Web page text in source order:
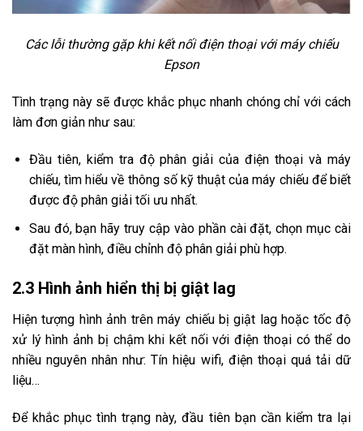
Các lỗi thường gặp khi kết nối điện thoại với máy chiếu
Epson
Tình trạng này sẽ được khắc phục nhanh chóng chỉ với cách
làm đơn giản như sau:
Đầu tiên, kiểm tra độ phân giải của điện thoại và máy
chiếu, tìm hiểu về thông số kỹ thuật của máy chiếu để biết
được độ phân giải tối ưu nhất.
Sau đó, bạn hãy truy cập vào phần cài đặt, chọn mục cài
đặt màn hình, điều chỉnh độ phân giải phù hợp.
2.3 Hình ảnh hiển thị bị giật lag
Hiện tượng hình ảnh trên máy chiếu bị giật lag hoặc tốc độ
xử lý hình ảnh bị chậm khi kết nối với điện thoại có thể do
nhiều nguyên nhân như: Tín hiệu wifi, điện thoại quá tải dữ
liệu…
Để khắc phục tình trạng này, đầu tiên bạn cần kiểm tra lại